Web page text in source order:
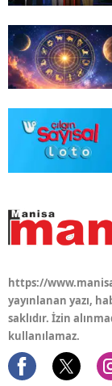
https://
yayınlanan yazı,
saklıdır. İzin
kullanılamaz.